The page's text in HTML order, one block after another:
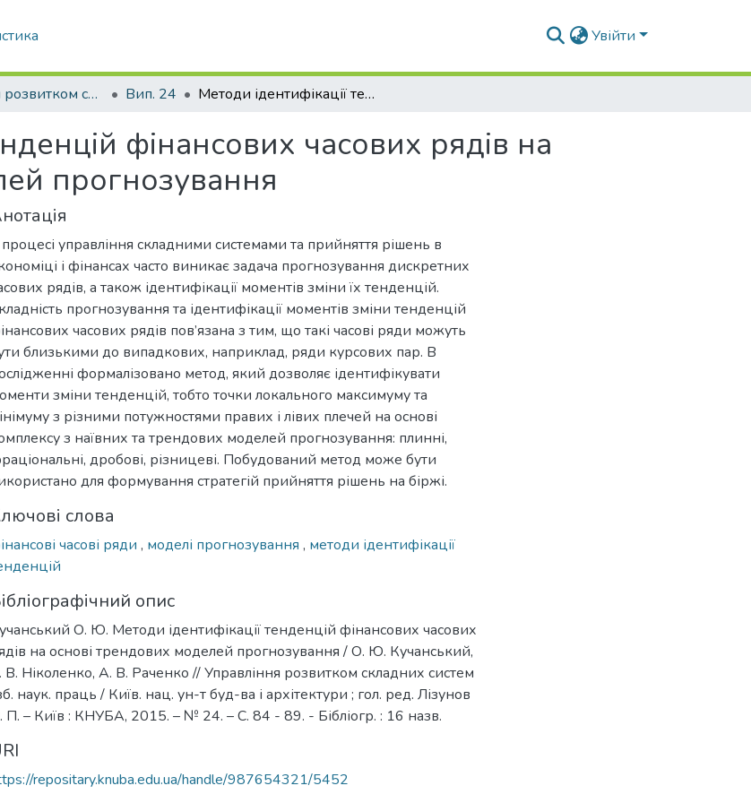
Увійти
Управління розвитком складних систем Вип. 24 Методи ідентифікації тенденцій фінансових часових рядів на основі трендових моделей прогнозування
фінансових часових рядів на
прогнозування
управління складними системами та прийняття рішень в
і фінансах часто виникає задача прогнозування дискретних
рядів, а також ідентифікації моментів зміни їх тенденцій.
прогнозування та ідентифікації моментів зміни тенденцій
часових рядів пов’язана з тим, що такі часові ряди можуть
близькими до випадкових, наприклад, ряди курсових пар. В
формалізовано метод, який дозволяє ідентифікувати
зміни тенденцій, тобто точки локального максимуму та
з різними потужностями правих і лівих плечей на основі
з наївних та трендових моделей прогнозування: плинні,
дробові, різницеві. Побудований метод може бути
для формування стратегій прийняття рішень на біржі.
слова
часові ряди , моделі прогнозування , методи ідентифікації
опис
О. Ю. Методи ідентифікації тенденцій фінансових часових
на основі трендових моделей прогнозування / О. Ю. Кучанський,
В. Ніколенко, А. В. Раченко // Управління розвитком складних систем
наук. праць / Київ. нац. ун-т буд-ва і архітектури ; гол. ред. Лізунов
П. – Київ : КНУБА, 2015. – № 24. – С. 84 - 89. - Бібліогр. : 16 назв.
repositary.knuba.edu.ua/handle/987654321/5452